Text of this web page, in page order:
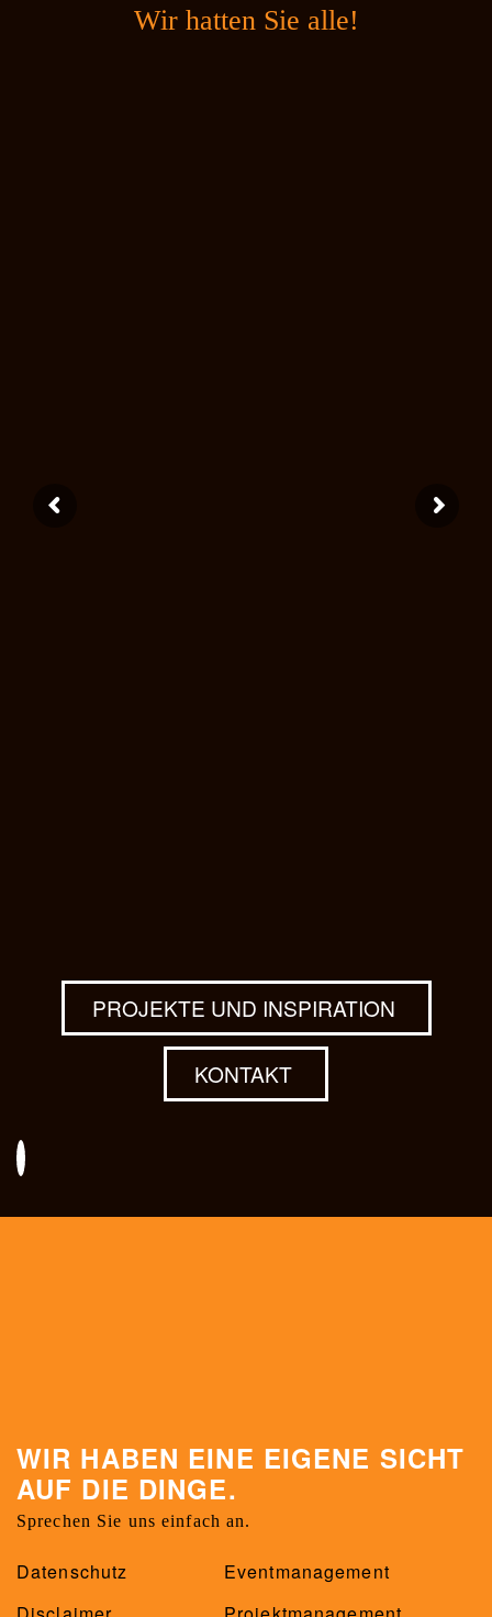
Wir hatten Sie alle!
PROJEKTE UND INSPIRATION
KONTAKT
WIR HABEN EINE EIGENE SICHT
AUF DIE DINGE.
Sprechen Sie uns einfach an.
Datenschutz
Eventmanagement